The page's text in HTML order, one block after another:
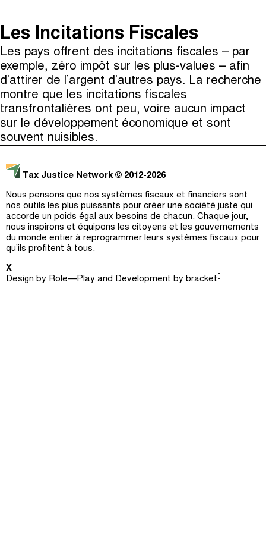
Justicia Impositiva
الجباية ببساطة
É Da Sua Conta
Impôts et Justice Sociale
The Corruption Diaries
Épisodes (0)
Hôte et Invités (0)
Le Jargon Démystifié
Recherche
Recherche
Les Incitations Fiscales
Les pays offrent des incitations fiscales – par
exemple, zéro impôt sur les plus-values – afin
d’attirer de l’argent d’autres pays. La recherche
montre que les incitations fiscales
transfrontalières ont peu, voire aucun impact
sur le développement économique et sont
souvent nuisibles.
Tax Justice Network © 2012-2026
Nous pensons que nos systèmes fiscaux et financiers sont
nos outils les plus puissants pour créer une société juste qui
accorde un poids égal aux besoins de chacun. Chaque jour,
nous inspirons et équipons les citoyens et les gouvernements
du monde entier à reprogrammer leurs systèmes fiscaux pour
qu’ils profitent à tous.
X
Design by Role—Play and Development by bracket